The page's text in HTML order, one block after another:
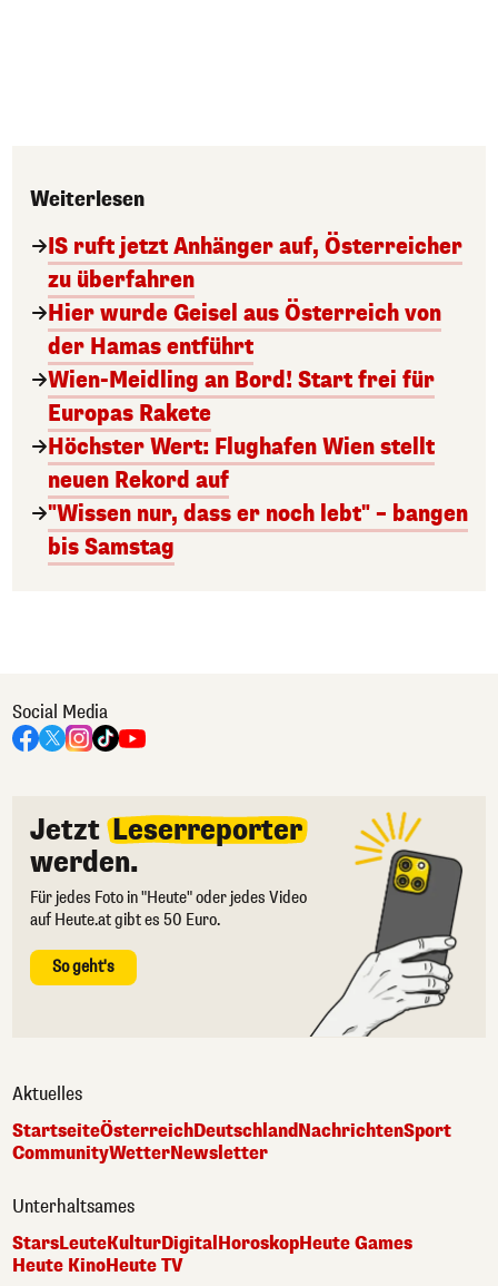
Weiterlesen
IS ruft jetzt Anhänger auf, Österreicher
zu überfahren
Hier wurde Geisel aus Österreich von
der Hamas entführt
Wien-Meidling an Bord! Start frei für
Europas Rakete
Höchster Wert: Flughafen Wien stellt
neuen Rekord auf
"Wissen nur, dass er noch lebt" – bangen
bis Samstag
Social Media
Jetzt Leserreporter
werden.
Für jedes Foto in "Heute" oder jedes Video
auf Heute.at gibt es 50 Euro.
So geht's
Aktuelles
StartseiteÖsterreichDeutschlandNachrichtenSport
CommunityWetterNewsletter
Unterhaltsames
StarsLeuteKulturDigital HoroskopHeute Games
Heute KinoHeute TV